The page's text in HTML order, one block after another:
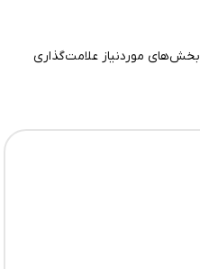
بخش‌های موردنیاز علامت‌گذاری